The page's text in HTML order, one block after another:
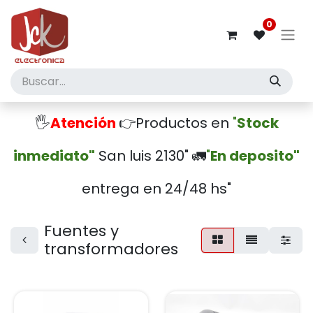
0
🖐️Atención 👉Productos en "Stock
inmediato" San luis 2130" 🚛"En deposito"
entrega en 24/48 hs"
Fuentes y
transformadores